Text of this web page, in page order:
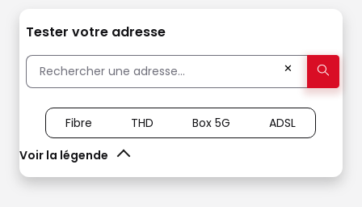
Tester votre adresse
✕
Voir la légende
Fibre THD Box 5G ADSL